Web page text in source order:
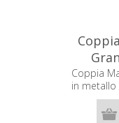
Coppia
in